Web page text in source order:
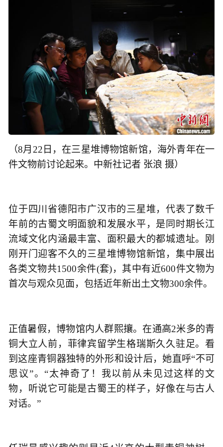
（8月22日，在三星堆博物馆新馆，海外青年在一
件文物前讨论起来。中新社记者 张浪 摄）
位于四川省德阳市广汉市的三星堆，代表了数千
年前的古蜀文明面貌和发展水平，是同时期长江
流域文化内涵最丰富、面积最大的都城遗址。刚
刚开门迎客不久的三星堆博物馆新馆，集中展出
各类文物共1500余件(套)，其中有近600件文物为
首次与观众见面，包括近年新出土文物300余件。
正值暑假，博物馆内人群熙攘。在通高2米多的青
铜大立人前，菲律宾留学生格瑞斯久久驻足。看
到这座青铜器独特的外形和设计后，她直呼“不可
思议”。“太神奇了！我以前从未见过这样的文
物，听说它可能是古蜀王的样子，好像在与古人
对话。”